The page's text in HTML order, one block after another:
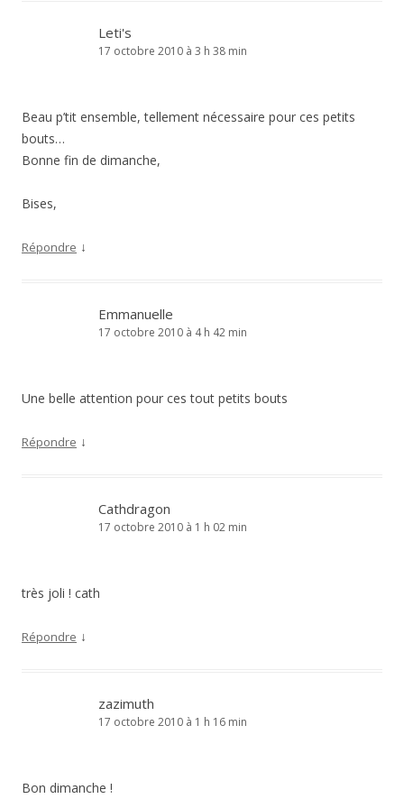
Leti's
17 octobre 2010 à 3 h 38 min
Beau p’tit ensemble, tellement nécessaire pour ces petits
bouts…
Bonne fin de dimanche,
Bises,
Répondre ↓
Emmanuelle
17 octobre 2010 à 4 h 42 min
Une belle attention pour ces tout petits bouts
Répondre ↓
Cathdragon
17 octobre 2010 à 1 h 02 min
très joli ! cath
Répondre ↓
zazimuth
17 octobre 2010 à 1 h 16 min
Bon dimanche !